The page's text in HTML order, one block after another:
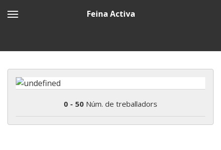
Feina Activa
0 - 50 Núm. de treballadors